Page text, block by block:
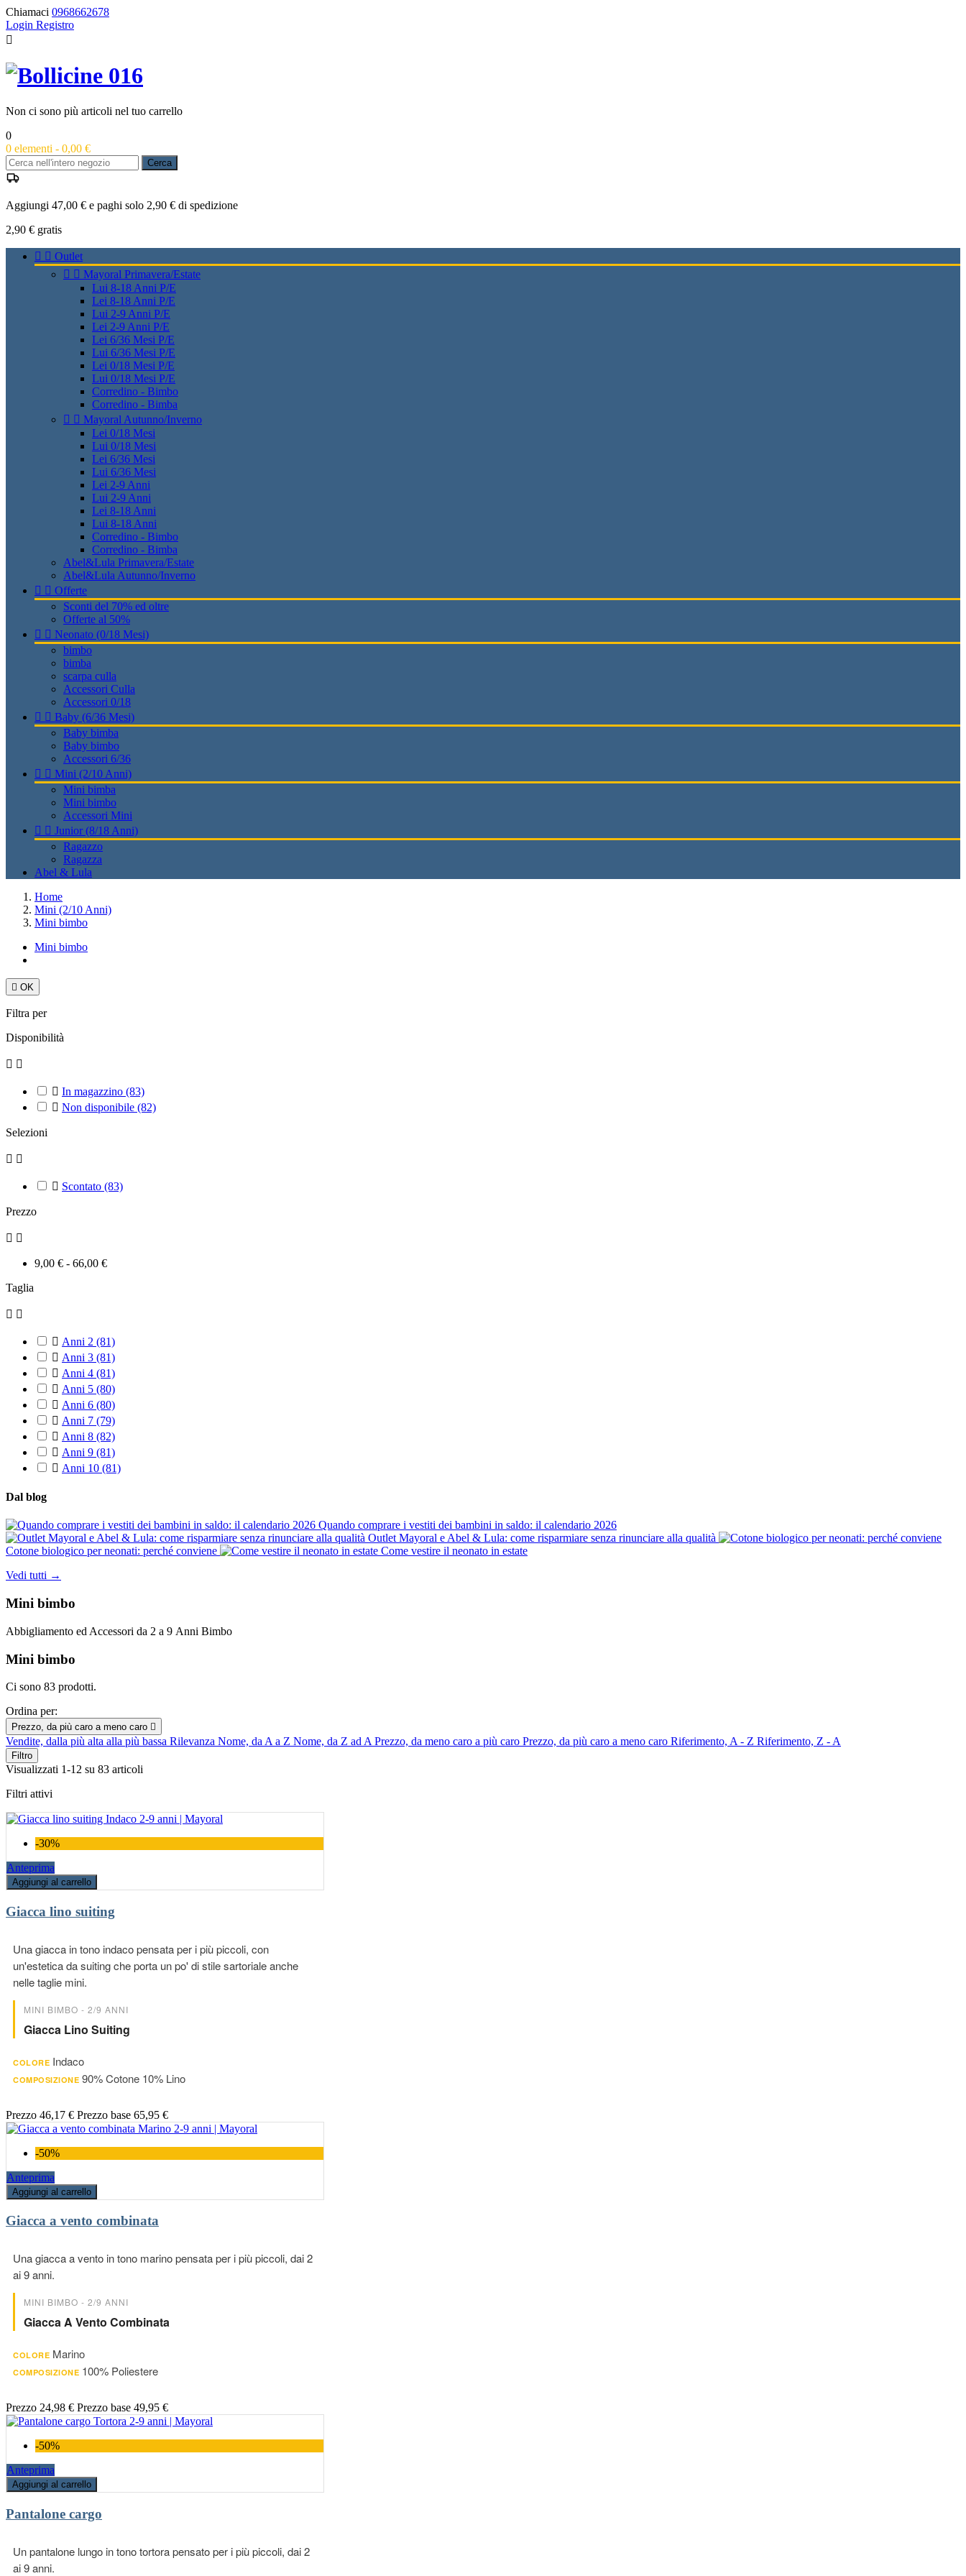
Chiamaci 0968662678
Login Registro

Non ci sono più articoli nel tuo carrello
0
0 elementi - 0,00 €
Cerca
Aggiungi 47,00 € e paghi solo 2,90 € di spedizione
2,90 € gratis
  Outlet
  Mayoral Primavera/Estate
Lui 8-18 Anni P/E
Lei 8-18 Anni P/E
Lui 2-9 Anni P/E
Lei 2-9 Anni P/E
Lei 6/36 Mesi P/E
Lui 6/36 Mesi P/E
Lei 0/18 Mesi P/E
Lui 0/18 Mesi P/E
Corredino - Bimbo
Corredino - Bimba
  Mayoral Autunno/Inverno
Lei 0/18 Mesi
Lui 0/18 Mesi
Lei 6/36 Mesi
Lui 6/36 Mesi
Lei 2-9 Anni
Lui 2-9 Anni
Lei 8-18 Anni
Lui 8-18 Anni
Corredino - Bimbo
Corredino - Bimba
Abel&Lula Primavera/Estate
Abel&Lula Autunno/Inverno
  Offerte
Sconti del 70% ed oltre
Offerte al 50%
  Neonato (0/18 Mesi)
bimbo
bimba
scarpa culla
Accessori Culla
Accessori 0/18
  Baby (6/36 Mesi)
Baby bimba
Baby bimbo
Accessori 6/36
  Mini (2/10 Anni)
Mini bimba
Mini bimbo
Accessori Mini
  Junior (8/18 Anni)
Ragazzo
Ragazza
Abel & Lula
Home
Mini (2/10 Anni)
Mini bimbo
Mini bimbo
 OK
Filtra per
Disponibilità
 
 In magazzino (83)
 Non disponibile (82)
Selezioni
 
 Scontato (83)
Prezzo
 
9,00 € - 66,00 €
Taglia
 
 Anni 2 (81)
 Anni 3 (81)
 Anni 4 (81)
 Anni 5 (80)
 Anni 6 (80)
 Anni 7 (79)
 Anni 8 (82)
 Anni 9 (81)
 Anni 10 (81)
Dal blog
Quando comprare i vestiti dei bambini in saldo: il calendario 2026
Outlet Mayoral e Abel & Lula: come risparmiare senza rinunciare alla qualità
Cotone biologico per neonati: perché conviene
Come vestire il neonato in estate
Vedi tutti →
Mini bimbo
Abbigliamento ed Accessori da 2 a 9 Anni Bimbo
Mini bimbo
Ci sono 83 prodotti.
Ordina per:
Prezzo, da più caro a meno caro 
Vendite, dalla più alta alla più bassa Rilevanza Nome, da A a Z Nome, da Z ad A Prezzo, da meno caro a più caro Prezzo, da più caro a meno caro Riferimento, A - Z Riferimento, Z - A
Filtro
Visualizzati 1-12 su 83 articoli
Filtri attivi
-30%
Anteprima
Aggiungi al carrello
Giacca lino suiting
Una giacca in tono indaco pensata per i più piccoli, con
un'estetica da suiting che porta un po' di stile sartoriale anche
nelle taglie mini.
MINI BIMBO - 2/9 ANNI
Giacca Lino Suiting
COLORE Indaco
COMPOSIZIONE 90% Cotone 10% Lino
Prezzo 46,17 € Prezzo base 65,95 €
-50%
Anteprima
Aggiungi al carrello
Giacca a vento combinata
Una giacca a vento in tono marino pensata per i più piccoli, dai 2
ai 9 anni.
MINI BIMBO - 2/9 ANNI
Giacca A Vento Combinata
COLORE Marino
COMPOSIZIONE 100% Poliestere
Prezzo 24,98 € Prezzo base 49,95 €
-50%
Anteprima
Aggiungi al carrello
Pantalone cargo
Un pantalone lungo in tono tortora pensato per i più piccoli, dai 2
ai 9 anni.